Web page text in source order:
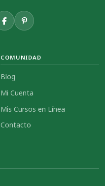
COMUNIDAD
Blog
Mi Cuenta
Mis Cursos en Línea
Contacto